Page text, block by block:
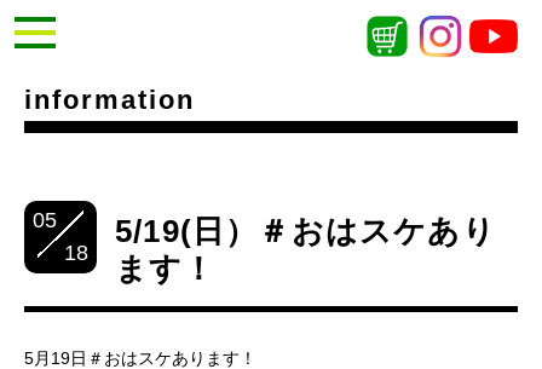
information
05
18
5/19(日）＃おはスケあり
ます！
5月19日＃おはスケあります！